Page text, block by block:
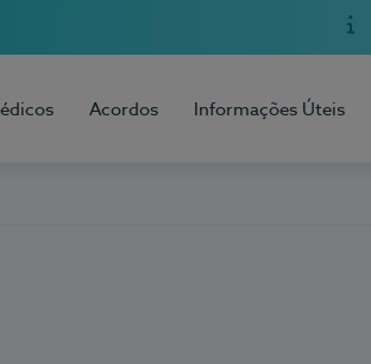
Acordos Informações Úteis